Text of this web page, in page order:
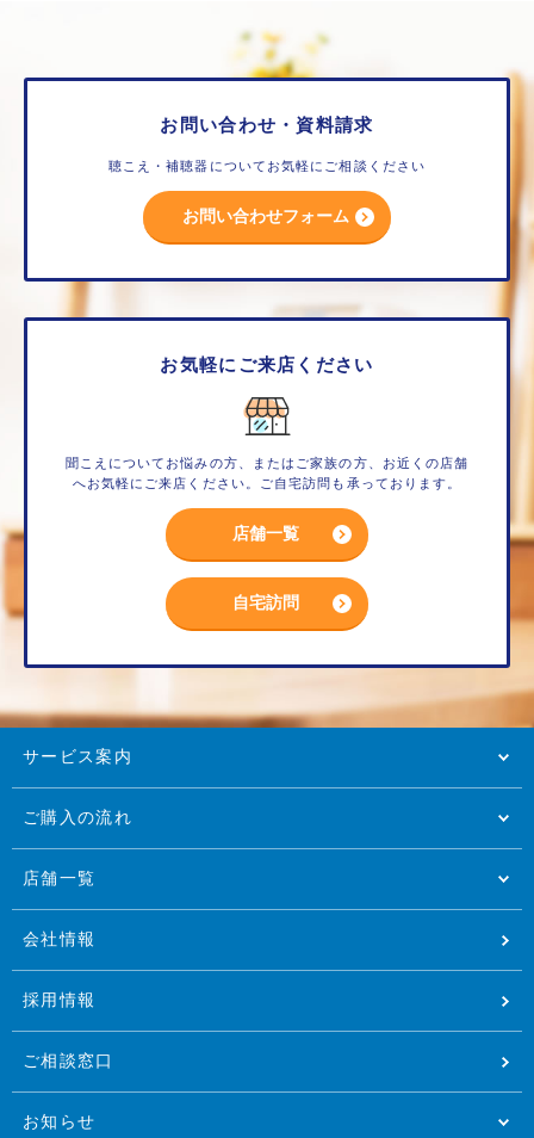
お問い合わせ・資料請求
聴こえ・補聴器についてお気軽にご相談ください
お問い合わせフォーム
お気軽にご来店ください
聞こえについてお悩みの方、またはご家族の方、お近くの店舗
へお気軽にご来店ください。ご自宅訪問も承っております。
店舗一覧
自宅訪問
サービス案内
ご購入の流れ
店舗一覧
会社情報
採用情報
ご相談窓口
お知らせ